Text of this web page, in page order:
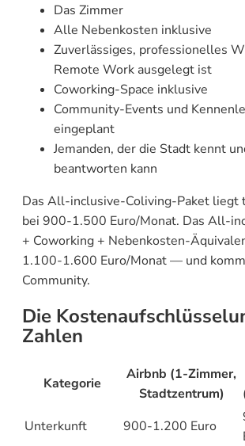
Das Zimmer
Alle Nebenkosten inklusive
Zuverlässiges, professionelles
Remote Work ausgelegt ist
Coworking-Space inklusive
Community-Events und
eingeplant
Jemanden, der die Stadt kennt
beantworten kann
Das All-inclusive-Coliving-Paket liegt
bei 900-1.500 Euro/Monat. Das All-
+ Coworking + Nebenkosten-
1.100-1.600 Euro/Monat — und
Community.
Die
Zahlen
Kategorie
Airbnb (1-Zimmer,
Stadtzentrum)
Unterkunft
900-1.200 Euro